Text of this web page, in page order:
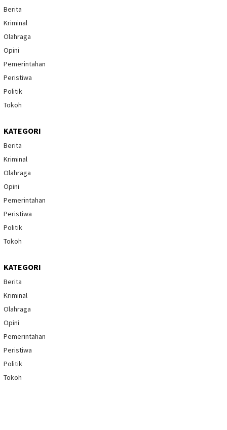
Berita
Kriminal
Olahraga
Opini
Pemerintahan
Peristiwa
Politik
Tokoh
KATEGORI
Berita
Kriminal
Olahraga
Opini
Pemerintahan
Peristiwa
Politik
Tokoh
KATEGORI
Berita
Kriminal
Olahraga
Opini
Pemerintahan
Peristiwa
Politik
Tokoh